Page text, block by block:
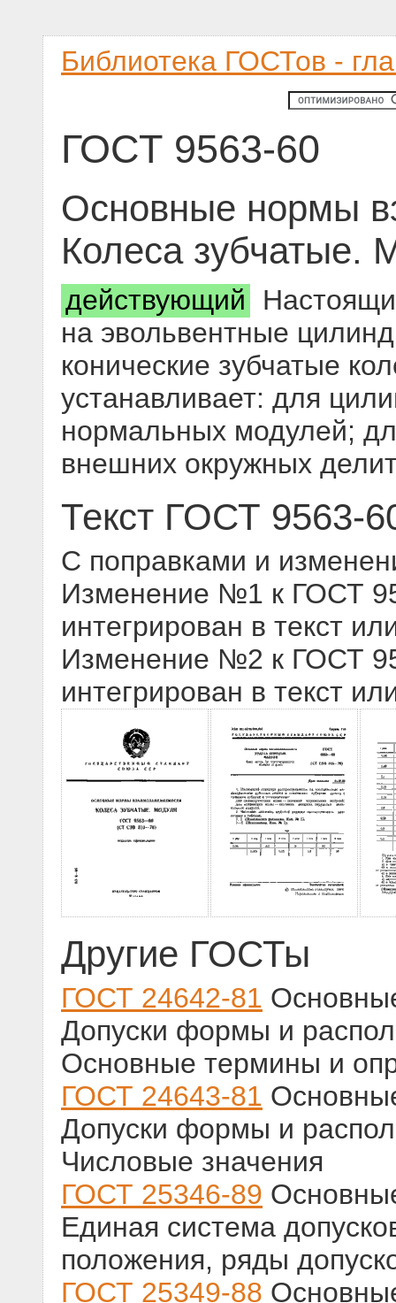
Библиотека ГОСТов -
ГОСТ 9563-60
Основные нормы
Колеса зубчатые.
действующий
на эвольвентные
конические зубчатые
устанавливает: для
нормальных модулей;
внешних окружных
Текст ГОСТ 9563-
С поправками и
Изменение №1 к ГОСТ
интегрирован в текст
Изменение №2 к ГОСТ
интегрирован в текст
Другие ГОСТы
ГОСТ 24642-81
Допуски формы и
Основные термины и
ГОСТ 24643-81
Допуски формы и
Числовые значения
ГОСТ 25346-89
Единая система
положения, ряды
ГОСТ 25349-88